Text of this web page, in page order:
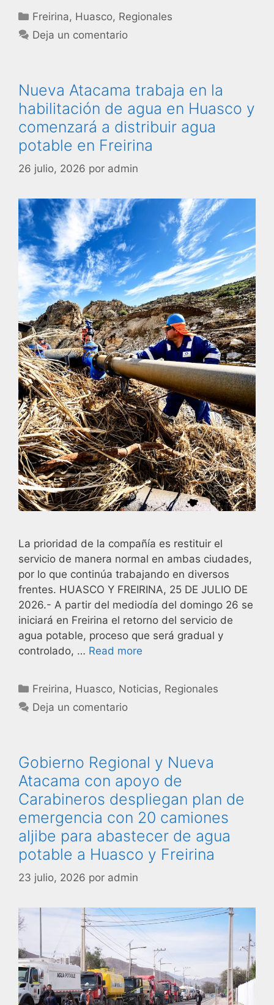
Freirina, Huasco, Regionales
Deja un comentario
Nueva Atacama trabaja en la
habilitación de agua en Huasco y
comenzará a distribuir agua
potable en Freirina
26 julio, 2026 por admin
La prioridad de la compañía es restituir el
servicio de manera normal en ambas ciudades,
por lo que continúa trabajando en diversos
frentes. HUASCO Y FREIRINA, 25 DE JULIO DE
2026.- A partir del mediodía del domingo 26 se
iniciará en Freirina el retorno del servicio de
agua potable, proceso que será gradual y
controlado, … Read more
Freirina, Huasco, Noticias, Regionales
Deja un comentario
Gobierno Regional y Nueva
Atacama con apoyo de
Carabineros despliegan plan de
emergencia con 20 camiones
aljibe para abastecer de agua
potable a Huasco y Freirina
23 julio, 2026 por admin